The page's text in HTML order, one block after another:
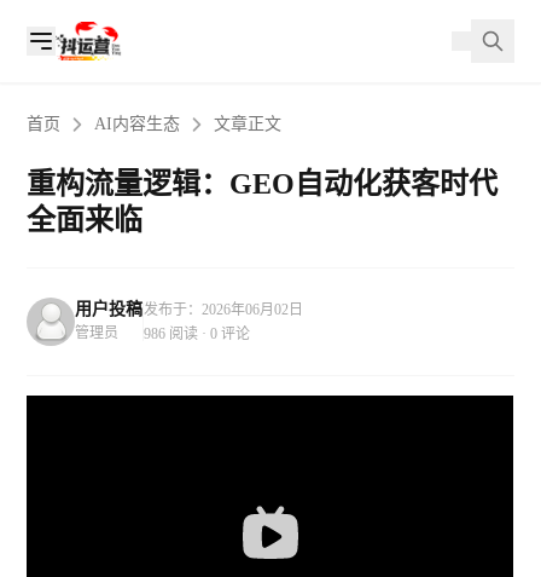
首页 AI内容生态 文章正文
重构流量逻辑：GEO自动化获客时代
全面来临
用户投稿
管理员
发布于：2026年06月02日
986 阅读 · 0 评论